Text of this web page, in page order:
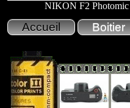
NIKON F2 Photomic